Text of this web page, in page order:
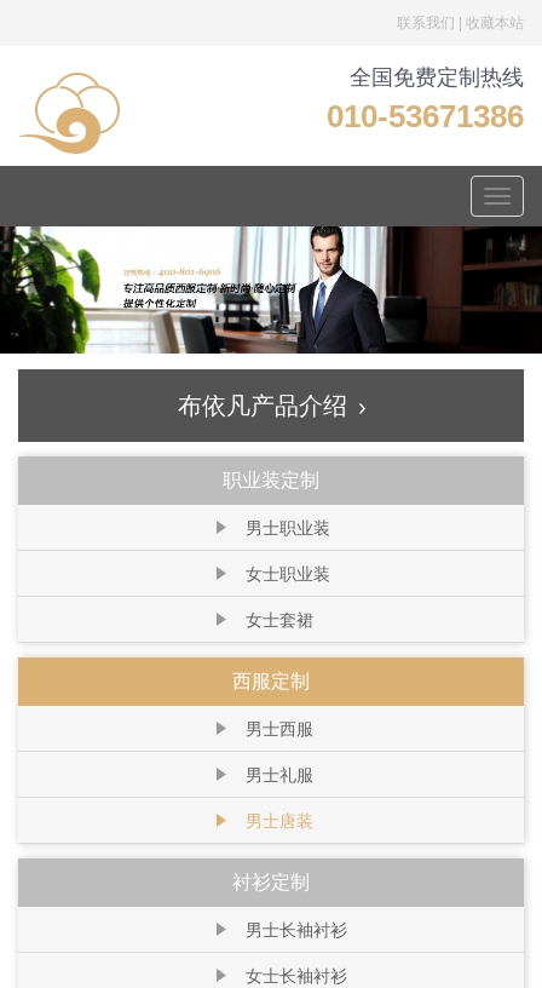
联系我们 收藏本站
全国免费定制热线
010-53671386
Toggle
布依凡产品介绍
职业装定制
男士职业装
女士职业装
女士套裙
西服定制
男士西服
男士礼服
男士唐装
衬衫定制
男士长袖衬衫
女士长袖衬衫